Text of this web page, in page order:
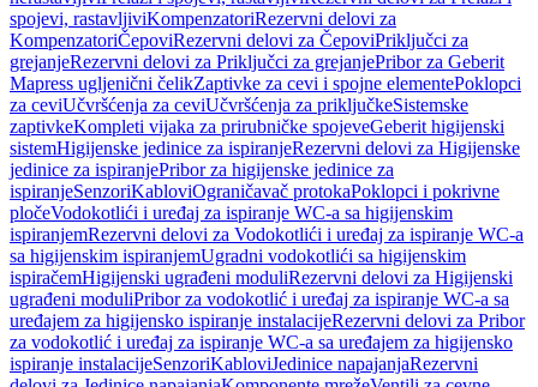
spojevi, rastavljiviKompenzatoriRezervni delovi za
KompenzatoriČepoviRezervni delovi za ČepoviPriključci za
grejanjeRezervni delovi za Priključci za grejanjePribor za Geberit
Mapress ugljenični čelikZaptivke za cevi i spojne elementePoklopci
za ceviUčvršćenja za ceviUčvršćenja za priključkeSistemske
zaptivkeKompleti vijaka za prirubničke spojeveGeberit higijenski
sistemHigijenske jedinice za ispiranjeRezervni delovi za Higijenske
jedinice za ispiranjePribor za higijenske jedinice za
ispiranjeSenzoriKabloviOgraničavač protokaPoklopci i pokrivne
pločeVodokotlići i uređaj za ispiranje WC-a sa higijenskim
ispiranjemRezervni delovi za Vodokotlići i uređaj za ispiranje WC-a
sa higijenskim ispiranjemUgradni vodokotlići sa higijenskim
ispiračemHigijenski ugrađeni moduliRezervni delovi za Higijenski
ugrađeni moduliPribor za vodokotlić i uređaj za ispiranje WC-a sa
uređajem za higijensko ispiranje instalacijeRezervni delovi za Pribor
za vodokotlić i uređaj za ispiranje WC-a sa uređajem za higijensko
ispiranje instalacijeSenzoriKabloviJedinice napajanjaRezervni